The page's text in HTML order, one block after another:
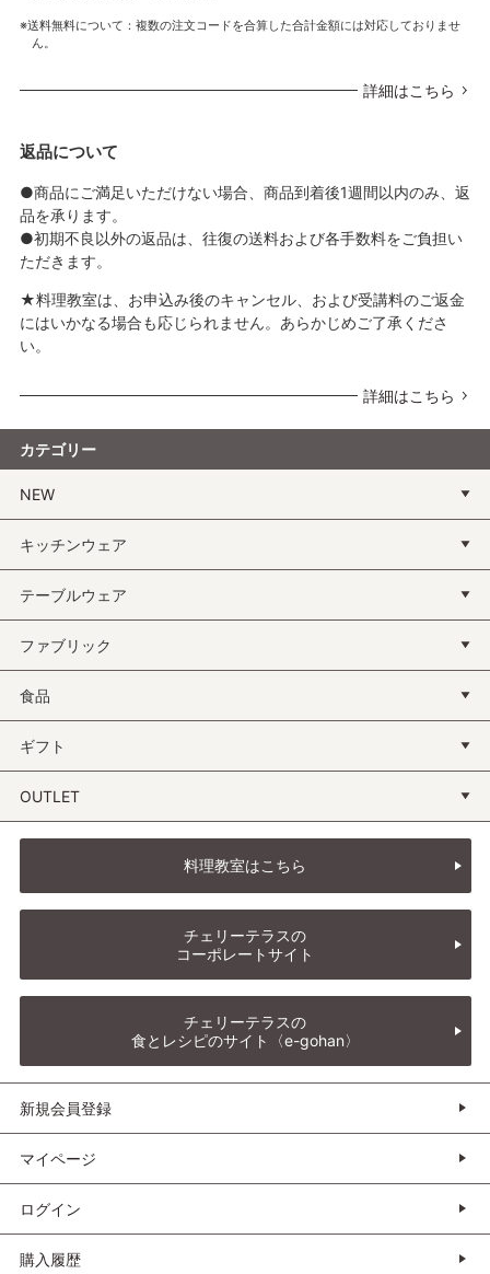
送料無料について：複数の注文コードを合算した合計金額には対応しておりませ
ん。
詳細はこちら
返品について
●商品にご満足いただけない場合、商品到着後1週間以内のみ、返
品を承ります。
●初期不良以外の返品は、往復の送料および各手数料をご負担い
ただきます。
★料理教室は、お申込み後のキャンセル、および受講料のご返金
にはいかなる場合も応じられません。あらかじめご了承くださ
い。
詳細はこちら
カテゴリー
NEW
キッチンウェア
食品
ギフト
テーブルウェア
ファブリック
OUTLET
料理教室はこちら
チェリーテラスの
コーポレートサイト
チェリーテラスの
食とレシピのサイト〈e-gohan〉
新規会員登録
マイページ
ログイン
購入履歴